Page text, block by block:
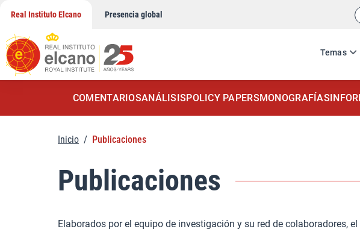
contenido
Real Instituto Elcano Presencia global
Temas
COMENTARIOSANÁLISISPOLICY PAPERSMONOGRAFÍAS
Inicio / Publicaciones
Publicaciones
Elaborados por el equipo de investigación y su red de colaboradores,